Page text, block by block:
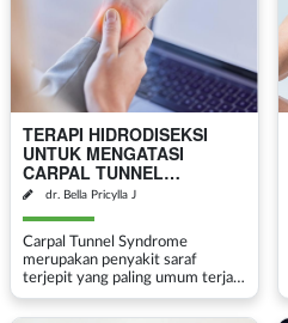
TERAPI HIDRODISEKSI
UNTUK MENGATASI
CARPAL TUNNEL
SYNDROME
dr. Bella Pricylla J
Carpal Tunnel Syndrome
merupakan penyakit saraf
terjepit yang paling umum terjadi
pada tangan dan pergelangan